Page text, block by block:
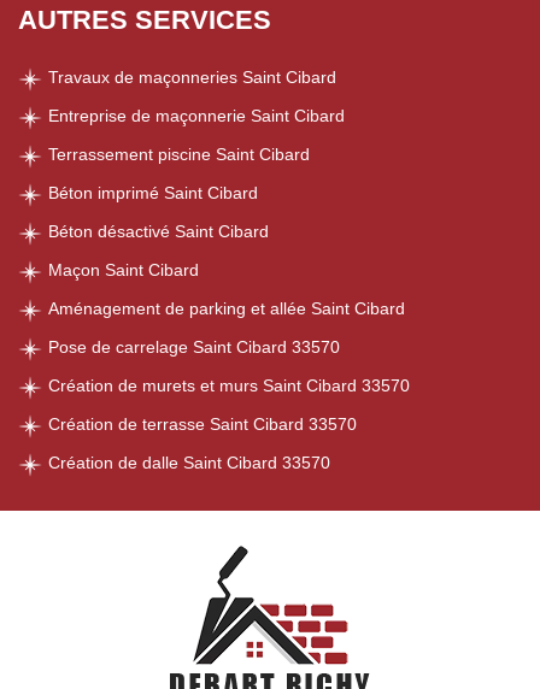
AUTRES SERVICES
Travaux de maçonneries Saint Cibard
Entreprise de maçonnerie Saint Cibard
Terrassement piscine Saint Cibard
Béton imprimé Saint Cibard
Béton désactivé Saint Cibard
Maçon Saint Cibard
Aménagement de parking et allée Saint Cibard
Pose de carrelage Saint Cibard 33570
Création de murets et murs Saint Cibard 33570
Création de terrasse Saint Cibard 33570
Création de dalle Saint Cibard 33570